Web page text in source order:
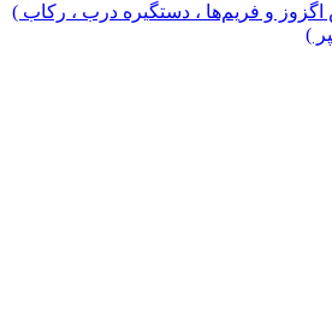
اگزوز و فریم‌ها ، دستگیره درب ، رکاب )
)